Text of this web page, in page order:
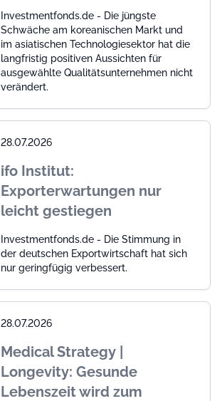
Investmentfonds.de - Die jüngste
Schwäche am koreanischen Markt und
im asiatischen Technologiesektor hat die
langfristig positiven Aussichten für
ausgewählte Qualitätsunternehmen nicht
verändert.
28.07.2026
ifo Institut:
Exporterwartungen nur
leicht gestiegen
Investmentfonds.de - Die Stimmung in
der deutschen Exportwirtschaft hat sich
nur geringfügig verbessert.
28.07.2026
Medical Strategy |
Longevity: Gesunde
Lebenszeit wird zum